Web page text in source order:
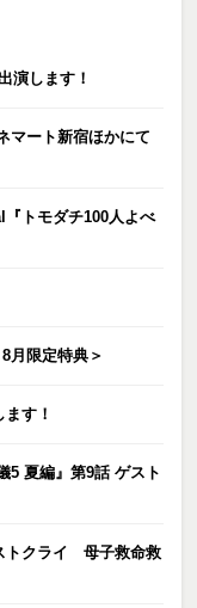
演します！
マート新宿ほかにて
トモダチ100人よべ
月限定特典＞
す！
5 夏編』第9話 ゲスト
トクライ 母子救命救